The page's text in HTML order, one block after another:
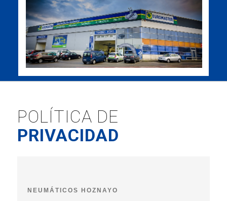
POLÍTICA DE
PRIVACIDAD
NEUMÁTICOS HOZNAYO